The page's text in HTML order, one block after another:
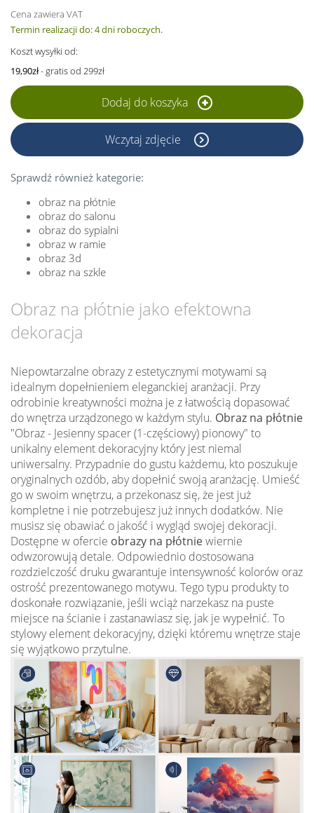
Cena zawiera VAT
Termin realizacji do: 4 dni roboczych.
Koszt wysyłki od:
19,90zł- gratis od 299zł
Dodaj do koszyka
Wczytaj zdjęcie
Sprawdź również kategorie:
obraz na płótnie
obraz do salonu
obraz do sypialni
obraz w ramie
obraz 3d
obraz na szkle
Obraz na płótnie jako efektowna
dekoracja
Niepowtarzalne obrazy z estetycznymi motywami są
idealnym dopełnieniem eleganckiej aranżacji. Przy
odrobinie kreatywności można je z łatwością dopasować
do wnętrza urządzonego w każdym stylu. Obraz na płótnie
"Obraz - Jesienny spacer (1-częściowy) pionowy" to
unikalny element dekoracyjny który jest niemal
uniwersalny. Przypadnie do gustu każdemu, kto poszukuje
oryginalnych ozdób, aby dopełnić swoją aranżację. Umieść
go w swoim wnętrzu, a przekonasz się, że jest już
kompletne i nie potrzebujesz już innych dodatków. Nie
musisz się obawiać o jakość i wygląd swojej dekoracji.
Dostępne w ofercie obrazy na płótniewiernie
odwzorowują detale. Odpowiednio dostosowana
rozdzielczość druku gwarantuje intensywność kolorów oraz
ostrość prezentowanego motywu. Tego typu produkty to
doskonałe rozwiązanie, jeśli wciąż narzekasz na puste
miejsce na ścianie i zastanawiasz się, jak je wypełnić. To
stylowy element dekoracyjny, dzięki któremu wnętrze staje
się wyjątkowo przytulne.